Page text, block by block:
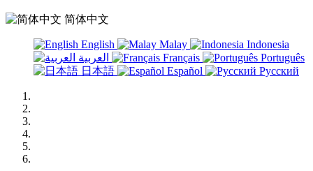
简体中文
English Malay
Indonesia
Français
Português
日本語
Español Русский